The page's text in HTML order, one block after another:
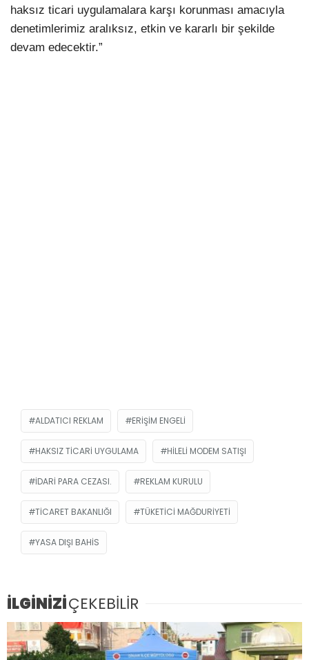
haksız ticari uygulamalara karşı korunması amacıyla
denetimlerimiz aralıksız, etkin ve kararlı bir şekilde
devam edecektir.”
ALDATICI REKLAM ERIŞIM ENGELI
HAKSIZ TICARI UYGULAMA HILELI MODEM SATIŞI
IDARI PARA CEZASI. REKLAM KURULU
TICARET BAKANLIĞI TÜKETICI MAĞDURIYETI
YASA DIŞI BAHIS
İLGİNİZİÇEKEBİLİR